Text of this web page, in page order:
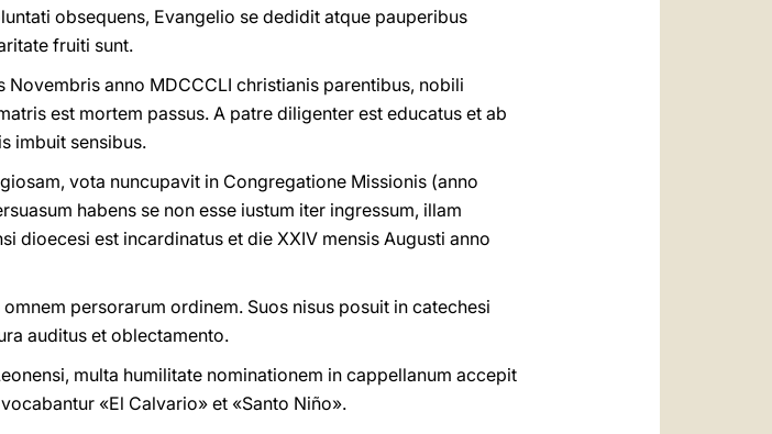
obsequens, Evangelio se dedidit atque pauperibus
fruiti sunt.
anno MDCCCLI christianis parentibus, nobili
est mortem passus. A patre diligenter est educatus et ab
imbuit sensibus.
vota nuncupavit in Congregatione Missionis (anno
habens se non esse iustum iter ingressum, illam
dioecesi est incardinatus et die XXIV mensis Augusti anno
persorarum ordinem. Suos nisus posuit in catechesi
auditus et oblectamento.
multa humilitate nominationem in cappellanum accepit
«El Calvario» et «Santo Niño».